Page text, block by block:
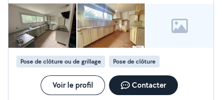
Élagage et taille : Taille de haies toutes hauteurs,
arbustes et travaux d'élagage. Entretien courant : Tonte
de pelouse, débroussaillage et nettoyage de vos allées.
Gros travaux : Réalisation de dalles en béton (pour abris
de jardin, terrasses ou spas) et petite maçonnerie.
Aménagement & Bricolage Intérieur Sols : Pose de
parquet (flottant, stratifié) avec des finitions
impeccables. Cuisines & Meubles : Montage et
installation complète de vos cuisines équipées et
meubles en kit. Petits travaux : Installation de tringles,
Pose de clôture ou de grillage Pose de clôture
Voir le profil Contacter